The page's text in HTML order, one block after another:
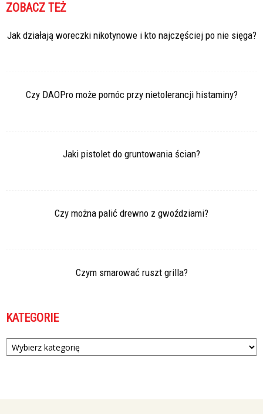
ZOBACZ TEŻ
Jak działają woreczki nikotynowe i kto najczęściej po nie sięga?
Czy DAOPro może pomóc przy nietolerancji histaminy?
Jaki pistolet do gruntowania ścian?
Czy można palić drewno z gwoździami?
Czym smarować ruszt grilla?
KATEGORIE
Kategorie